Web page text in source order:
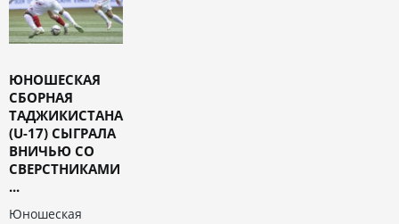
ЮНОШЕСКАЯ
СБОРНАЯ
ТАДЖИКИСТАНА
(U-17) СЫГРАЛА
ВНИЧЬЮ СО
СВЕРСТНИКАМИ
...
Юношеская